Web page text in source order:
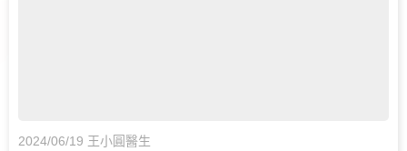
2024/06/19 王小圓醫生